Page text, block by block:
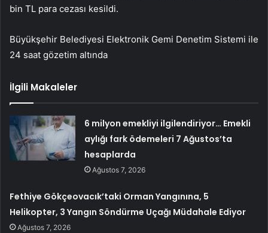
bin TL para cezası kesildi.
Büyükşehir Belediyesi Elektronik Gemi Denetim Sistemi ile
24 saat gözetim altında
İlgili Makaleler
6 milyon emekliyi ilgilendiriyor… Emekli
aylığı fark ödemeleri 7 Ağustos’ta
hesaplarda
Ağustos 7, 2026
Fethiye Gökçeovacık’taki Orman Yangınına, 5
Helikopter, 3 Yangın Söndürme Uçağı Müdahale Ediyor
Ağustos 7, 2026